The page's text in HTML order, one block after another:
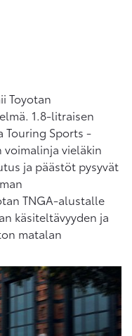
Toyotan
1.8-litraisen
Touring Sports -
vieläkin
ja päästöt pysyvät
TNGA-alustalle
käsiteltävyyden ja
matalan